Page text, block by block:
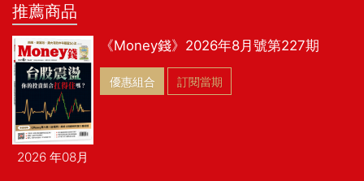
推薦商品
2026 年08月
《Money錢》2026年8月號第227期
優惠組合 訂閱當期